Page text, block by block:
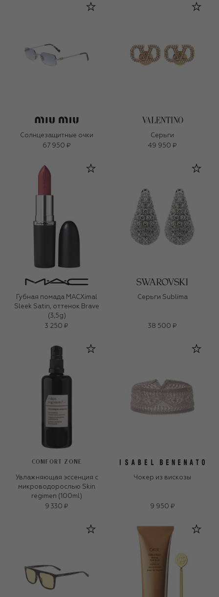
Солнцезащитные очки
67 950 ₽
Серьги
49 950 ₽
Губная помада MACXimal
Sleek Satin, оттенок Brave
(3,5g)
3 250 ₽
Серьги Sublima
38 500 ₽
COMFORT ZONE
Увлажняющая эссенция с
микроводорослью Skin
regimen (100ml)
9 330 ₽
Чокер из вискозы
9 950 ₽